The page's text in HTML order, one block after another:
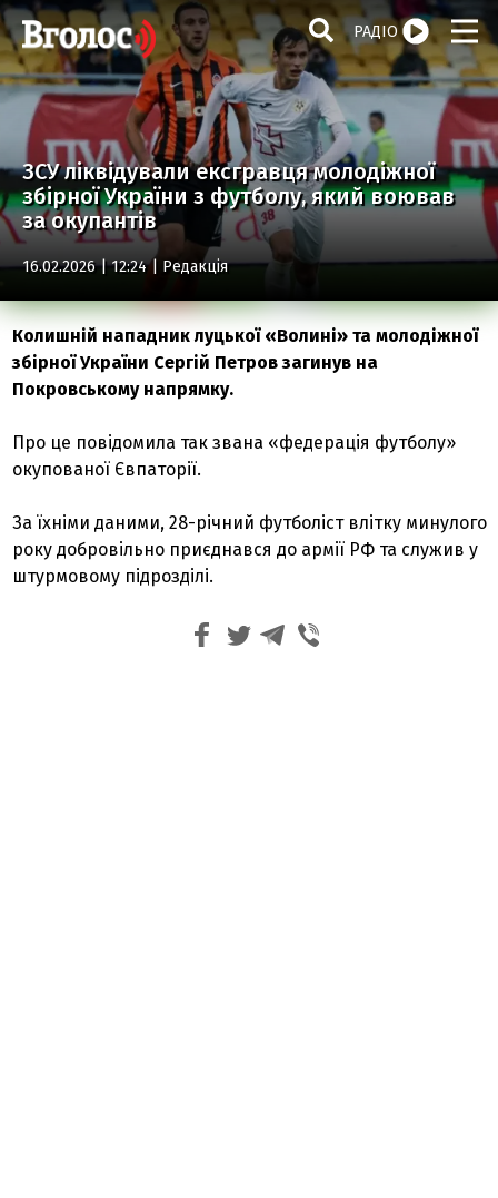
РАДІО
ЗСУ ліквідували ексгравця молодіжної
збірної України з футболу, який воював
за окупантів
16.02.2026 | 12:24 | Редакція
Колишній нападник луцької «Волині» та молодіжної
збірної України Сергій Петров загинув на
Покровському напрямку.
Про це повідомила так звана «федерація футболу»
окупованої Євпаторії.
За їхніми даними, 28-річний футболіст влітку минулого
року добровільно приєднався до армії РФ та служив у
штурмовому підрозділі.